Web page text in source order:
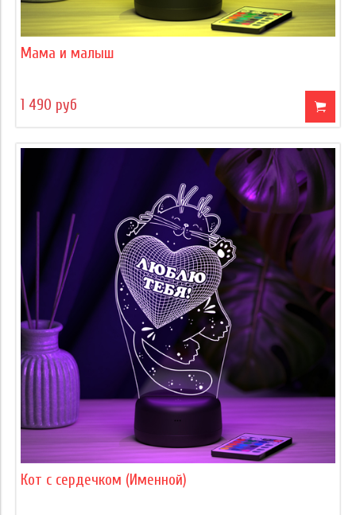
Мама и малыш
1 490 руб
Кот с сердечком (Именной)